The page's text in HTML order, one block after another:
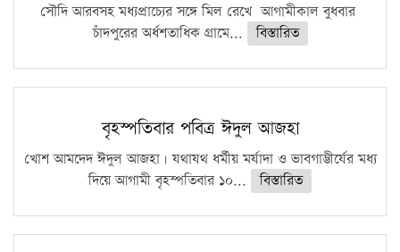
সৌদি আরবসহ মধ্যপ্রাচ্যের সঙ্গে মিল রেখে আগামীকাল বুধবার
চাঁদপুরের অর্ধশতাধিক গ্রামে...
বিস্তারিত
বৃহস্পতিবার পবিত্র ঈদুল আজহা
খোশ আমদেদ ঈদুল আজহা। যথাযথ ধর্মীয় মর্যাদা ও ভাবগাম্ভীর্যের মধ্য
দিয়ে আগামী বৃহস্পতিবার ১০...
বিস্তারিত